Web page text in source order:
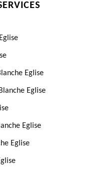
Eglise
Eglise
Eglise
Eglise